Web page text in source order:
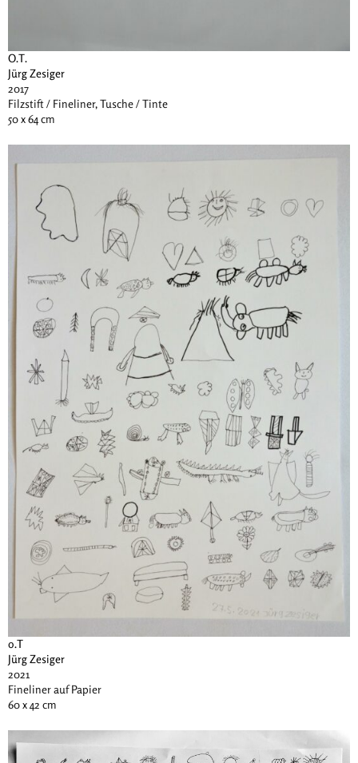
O.T.
Jürg Zesiger
2017
Filzstift / Fineliner, Tusche / Tinte
50 x 64 cm
o.T
Jürg Zesiger
2021
Fineliner auf Papier
60 x 42 cm